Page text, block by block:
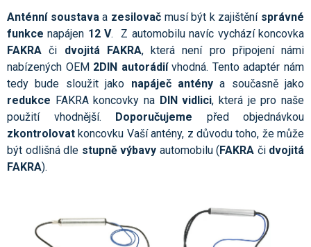
Anténní soustavaa zesilovač musí být k zajištění správné
funkce napájen 12 V. Z automobilu navíc vychází koncovka
FAKRA či dvojitá FAKRA, která není pro připojení námi
nabízených OEM 2DIN autorádiívhodná. Tento adaptér nám
tedy bude sloužit jako napáječ anténya současně jako
redukce FAKRA koncovky na DIN vidlici, která je pro naše
použití vhodnější.
Doporučujeme před objednávkou
zkontrolovat koncovku Vaší antény, z důvodu toho, že může
být odlišná dle stupně výbavy automobilu ( FAKRA či dvojitá
FAKRA).